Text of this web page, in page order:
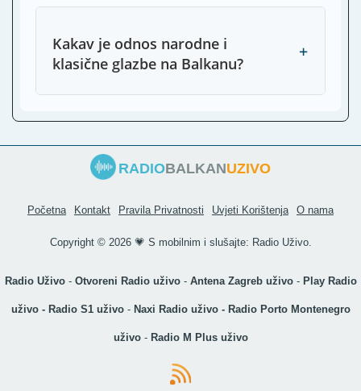
Kakav je odnos narodne i
klasične glazbe na Balkanu?
+
RADIOBALKANUZIVO
Početna Kontakt Pravila Privatnosti Uvjeti Korištenja O nama
Copyright © 2026 💗 S mobilnim i slušajte: Radio Uživo.
Radio Uživo- Otvoreni Radio uživo- Antena Zagreb uživo- Play Radio
uživo- Radio S1 uživo- Naxi Radio uživo- Radio Porto Montenegro
uživo- Radio M Plus uživo